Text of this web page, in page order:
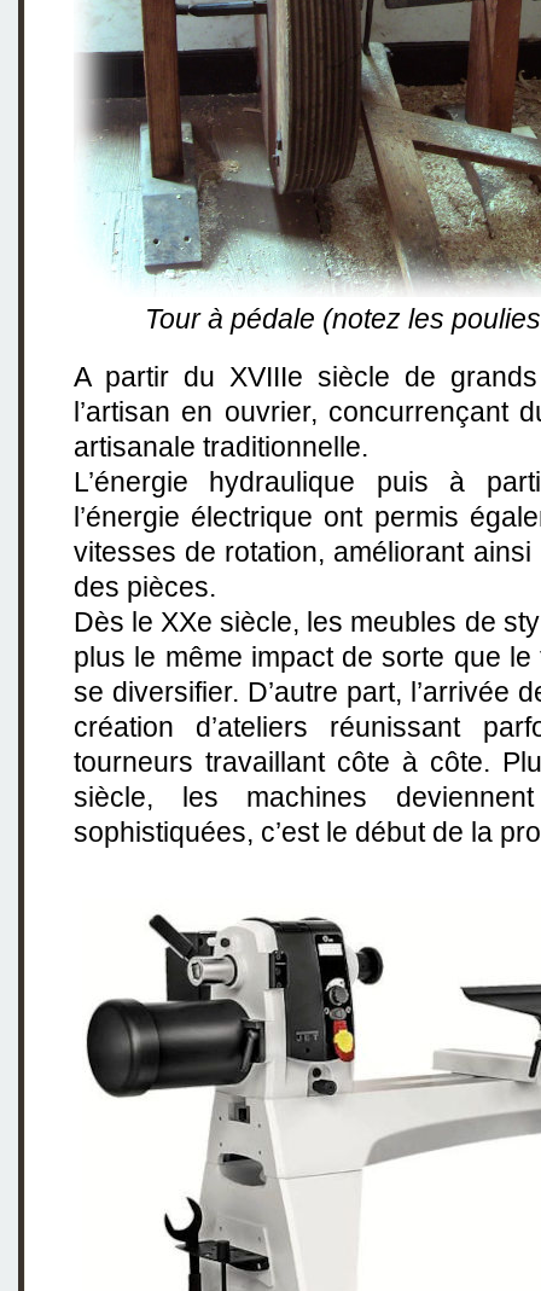
Tour à pédale (notez les
A partir du XVIIIe siècle de
l’artisan en ouvrier, concurrençant
artisanale traditionnelle.
L’énergie hydraulique puis à
l’énergie électrique ont permis
vitesses de rotation, améliorant
des pièces.
Dès le XXe siècle, les meubles de
plus le même impact de sorte que
se diversifier. D’autre part, l’arrivée
création d’ateliers réunissant
tourneurs travaillant côte à côte.
siècle, les machines
sophistiquées, c’est le début de la